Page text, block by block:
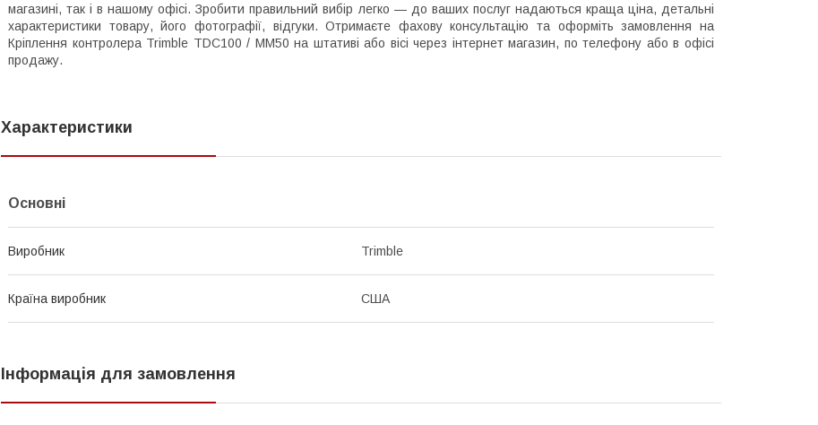
магазині, так і в нашому офісі. Зробити правильний вибір легко — до ваших послуг надаються краща ціна, детальні
характеристики товару, його фотографії, відгуки. Отримаєте фахову консультацію та оформіть замовлення на
Кріплення контролера Trimble TDC100 / MM50 на штативі або вісі через інтернет магазин, по телефону або в офісі
продажу.
Характеристики
Основні
Виробник Trimble
Країна виробник США
Інформація для замовлення